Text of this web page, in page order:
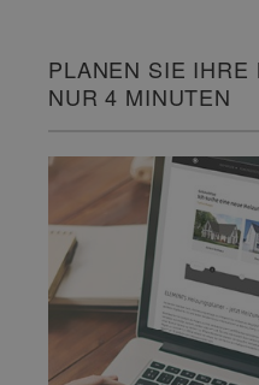
PLANEN SIE IHRE
NUR 4 MINUTEN